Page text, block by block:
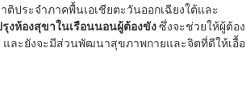
ประจำภาคพื้นเอเชียตะวันออกเฉียงใต้และ
งห้องสุขาในเรือนนอนผู้ต้องขังซึ่งจะช่วยให้ผู้ต้อง
ละยังจะมีส่วนพัฒนาสุขภาพกายและจิตที่ดีให้เอื้อ